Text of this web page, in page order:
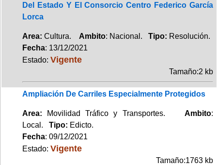
Del Estado Y El Consorcio Centro Federico García
Lorca
Area: Cultura. Ambito: Nacional. Tipo: Resolución.
Fecha: 13/12/2021
Estado: Vigente
Tamaño:2 kb
Ampliación De Carriles Especialmente Protegidos
Area: Movilidad Tráfico y Transportes. Ambito:
Local. Tipo: Edicto.
Fecha: 09/12/2021
Estado: Vigente
Tamaño:1763 kb